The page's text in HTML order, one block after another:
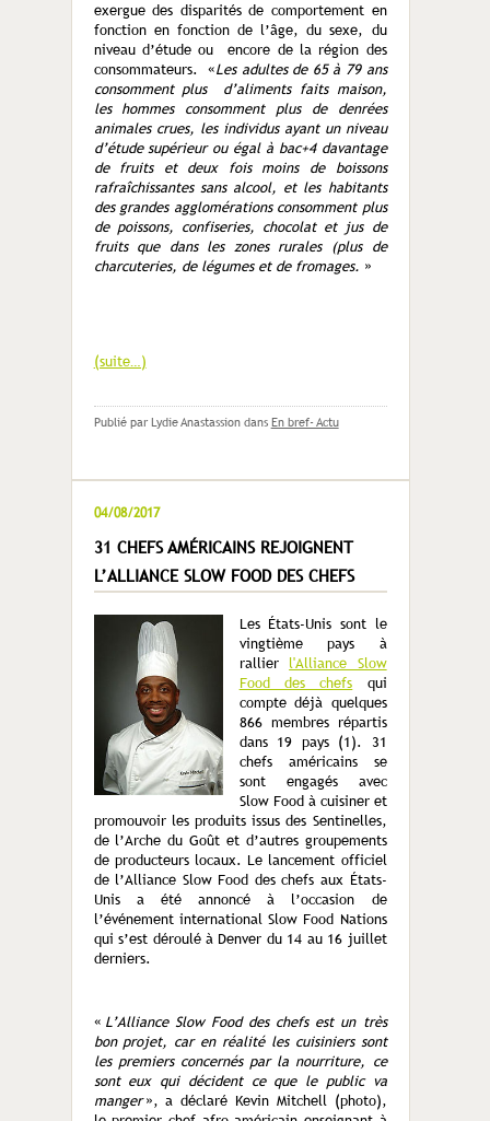
exergue des disparités de comportement en
fonction en fonction de l’âge, du sexe, du
niveau d’étude ou encore de la région des
consommateurs. «Les adultes de 65 à 79 ans
consomment plus d’aliments faits maison,
les hommes consomment plus de denrées
animales crues, les individus ayant un niveau
d’étude supérieur ou égal à bac+4 davantage
de fruits et deux fois moins de boissons
rafraîchissantes sans alcool, et les habitants
des grandes agglomérations consomment plus
de poissons, confiseries, chocolat et jus de
fruits que dans les zones rurales (plus de
charcuteries, de légumes et de fromages. »
(suite…)
Publié par Lydie Anastassion dans En bref- Actu
04/08/2017
31 CHEFS AMÉRICAINS REJOIGNENT
L’ALLIANCE SLOW FOOD DES CHEFS
Les États-Unis sont le
vingtième pays à
rallier
l'Alliance Slow
Food des chefs qui
compte déjà quelques
866 membres répartis
dans 19 pays (1). 31
chefs américains se
sont engagés avec
Slow Food à cuisiner et
promouvoir les produits issus des Sentinelles,
de l’Arche du Goût et d’autres groupements
de producteurs locaux. Le lancement officiel
de l’Alliance Slow Food des chefs aux États-
Unis a été annoncé à l’occasion de
l’événement international Slow Food Nations
qui s’est déroulé à Denver du 14 au 16 juillet
derniers.
« L’Alliance Slow Food des chefs est un très
bon projet, car en réalité les cuisiniers sont
les premiers concernés par la nourriture, ce
sont eux qui décident ce que le public va
manger», a déclaré Kevin Mitchell (photo),